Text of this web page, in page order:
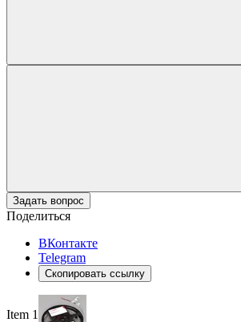
Задать вопрос
Поделиться
ВКонтакте
Telegram
Скопировать ссылку
Item 1 of 3